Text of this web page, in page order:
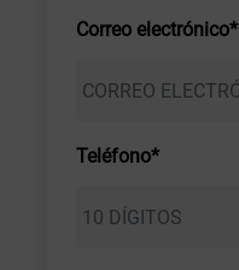
Correo electrónico*
Teléfono*